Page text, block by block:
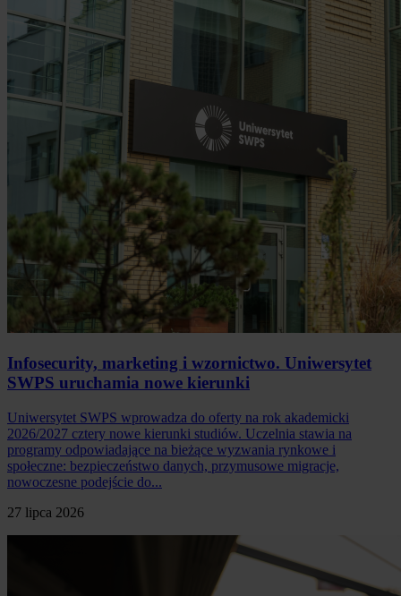
Infosecurity, marketing i wzornictwo. Uniwersytet
SWPS uruchamia nowe kierunki
Uniwersytet SWPS wprowadza do oferty na rok akademicki
2026/2027 cztery nowe kierunki studiów. Uczelnia stawia na
programy odpowiadające na bieżące wyzwania rynkowe i
społeczne: bezpieczeństwo danych, przymusowe migracje,
nowoczesne podejście do...
27 lipca 2026